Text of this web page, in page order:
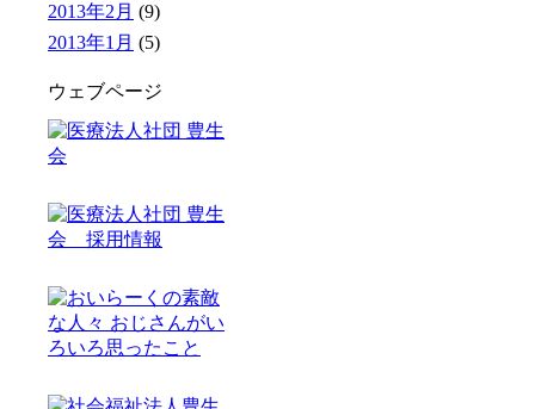
2013年2月 (9)
2013年1月 (5)
ウェブページ